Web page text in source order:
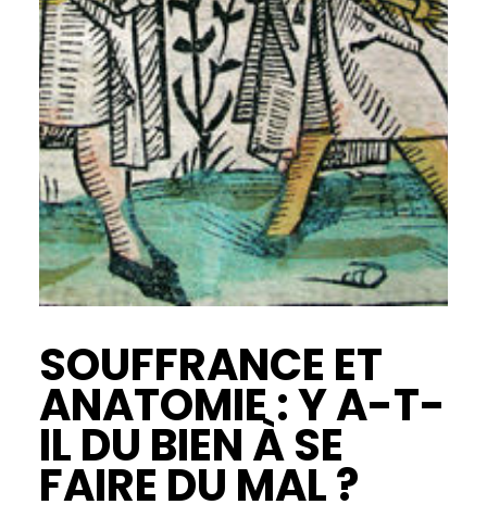
SOUFFRANCE ET
ANATOMIE : Y A-T-
IL DU BIEN À SE
FAIRE DU MAL ?